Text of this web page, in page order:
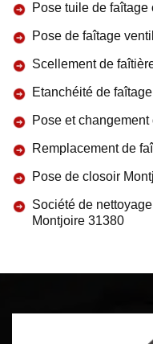
Pose tuile de
Pose de faîtage
Scellement de
Etanchéité de
Pose et
Remplacement de
Pose de closoir
Société de
Montjoire 31380